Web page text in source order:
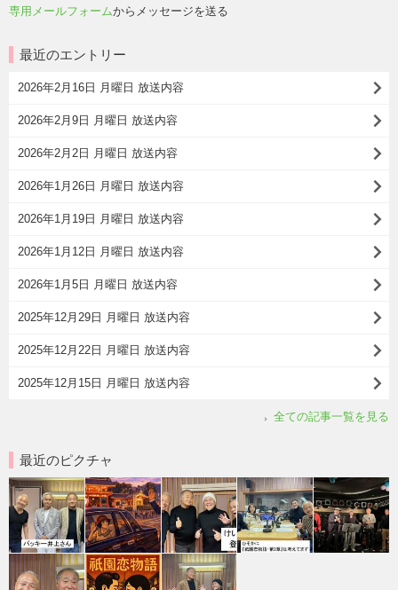
専用メールフォームからメッセージを送る
最近のエントリー
2026年2月16日 月曜日 放送内容
2026年2月9日 月曜日 放送内容
2026年2月2日 月曜日 放送内容
2026年1月26日 月曜日 放送内容
2026年1月19日 月曜日 放送内容
2026年1月12日 月曜日 放送内容
2026年1月5日 月曜日 放送内容
2025年12月29日 月曜日 放送内容
2025年12月22日 月曜日 放送内容
2025年12月15日 月曜日 放送内容
全ての記事一覧を見る
最近のピクチャ